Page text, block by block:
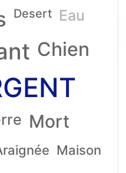
Desert Eau
Chien
Mort
Maison